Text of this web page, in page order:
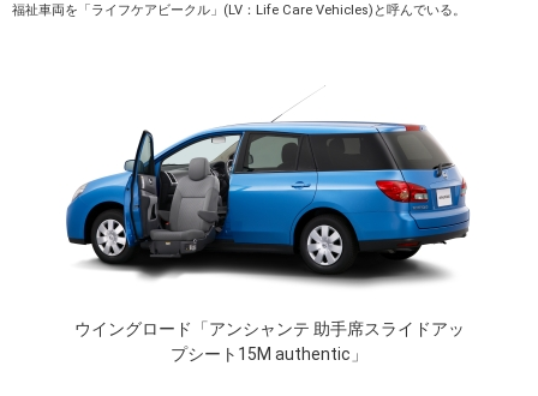
福祉車両を「ライフケアビークル」(LV：Life Care Vehicles)と呼んでいる。
ウイングロード「アンシャンテ 助手席スライドアッ
プシート15M authentic」